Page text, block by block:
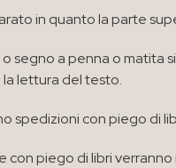
in quanto la parte
segno a penna o matita
lettura del testo.
spedizioni con piego di
con piego di libri